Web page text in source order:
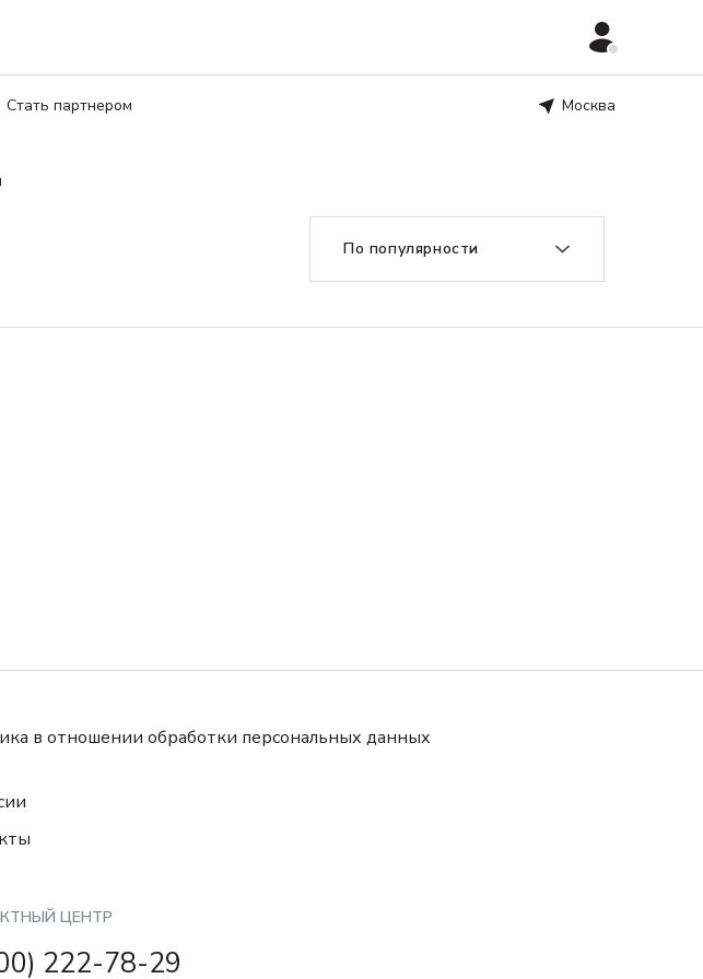
Стать партнером Москва
По популярности
в отношении обработки персональных данных
ЦЕНТР
222-78-29